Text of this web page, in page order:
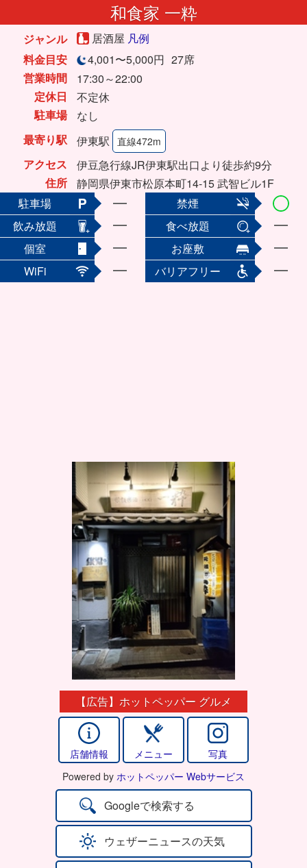
和食家 一粋
ジャンル 居酒屋 凡例
料金目安
4,001〜5,000円 27席
営業時間
17:30～22:00
定休日
不定休
駐車場
なし
最寄り駅
伊東駅 直線472m
アクセス
伊豆急行線JR伊東駅出口より徒歩約9分
住所
静岡県伊東市松原本町14-15 武智ビル1F
駐車場
禁煙
飲み放題
食べ放題
個室
お座敷
WiFi
バリアフリー
【広告】ホットペッパー グルメ
店舗情報 メニュー
写真
Powered by ホットペッパー Webサービス
Googleで検索する
ウェザーニュースの天気